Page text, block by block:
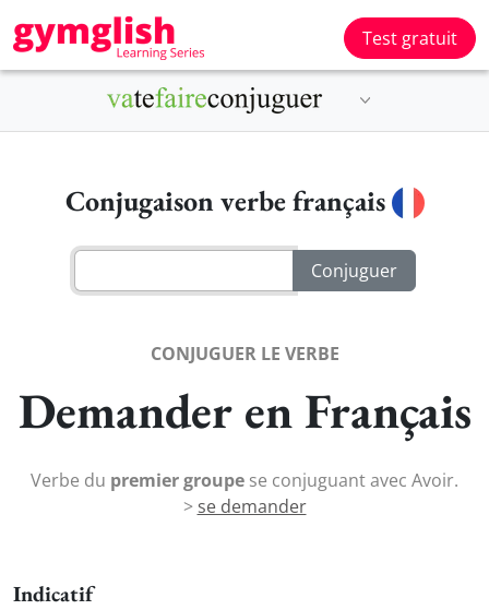
Test gratuit
Conjugaison verbe français
CONJUGUER LE VERBE
Demander en Français
Verbe du premier groupe se conjuguant avec Avoir.
> se demander
Indicatif